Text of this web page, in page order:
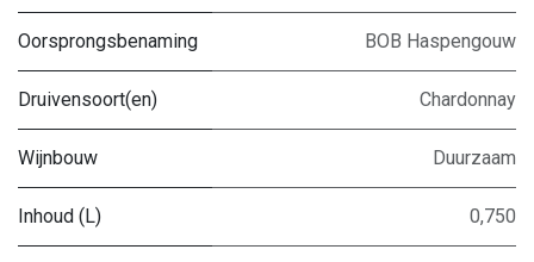
Oorsprongsbenaming BOB Haspengouw
Druivensoort(en) Chardonnay
Wijnbouw Duurzaam
Inhoud (L) 0,750